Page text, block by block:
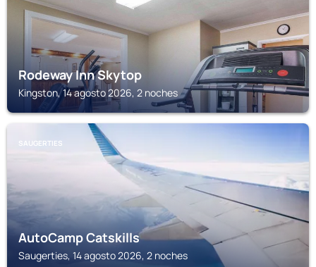
Rodeway Inn Skytop
Kingston, 14 agosto 2026, 2 noches
SAUGERTIES
AutoCamp Catskills
Saugerties, 14 agosto 2026, 2 noches